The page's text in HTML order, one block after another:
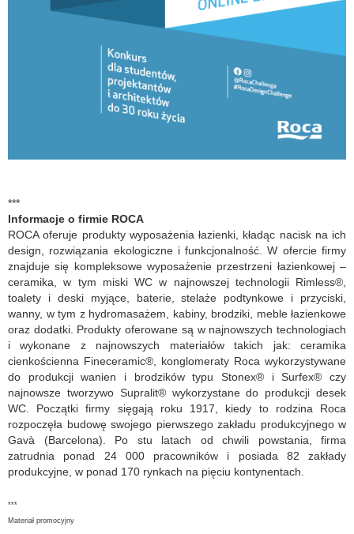
***
Informacje o firmie ROCA
ROCA oferuje produkty wyposażenia łazienki, kładąc nacisk na ich
design, rozwiązania ekologiczne i funkcjonalność. W ofercie firmy
znajduje się kompleksowe wyposażenie przestrzeni łazienkowej –
ceramika, w tym miski WC w najnowszej technologii Rimless®,
toalety i deski myjące, baterie, stelaże podtynkowe i przyciski,
wanny, w tym z hydromasażem, kabiny, brodziki, meble łazienkowe
oraz dodatki. Produkty oferowane są w najnowszych technologiach
i wykonane z najnowszych materiałów takich jak: ceramika
cienkościenna Fineceramic®, konglomeraty Roca wykorzystywane
do produkcji wanien i brodzików typu Stonex® i Surfex® czy
najnowsze tworzywo Supralit® wykorzystane do produkcji desek
WC. Początki firmy sięgają roku 1917, kiedy to rodzina Roca
rozpoczęła budowę swojego pierwszego zakładu produkcyjnego w
Gavà (Barcelona). Po stu latach od chwili powstania, firma
zatrudnia ponad 24 000 pracowników i posiada 82 zakłady
produkcyjne, w ponad 170 rynkach na pięciu kontynentach.
***
Materiał promocyjny